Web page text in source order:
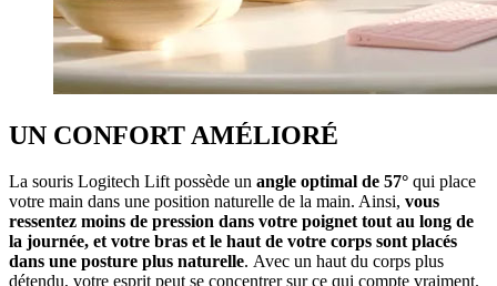
UN CONFORT AMÉLIORÉ
La souris Logitech Lift possède un angle optimal de 57° qui place
votre main dans une position naturelle de la main. Ainsi, vous
ressentez moins de pression dans votre poignet tout au long de
la journée, et votre bras et le haut de votre corps sont placés
dans une posture plus naturelle. Avec un haut du corps plus
détendu, votre esprit peut se concentrer sur ce qui compte vraiment.